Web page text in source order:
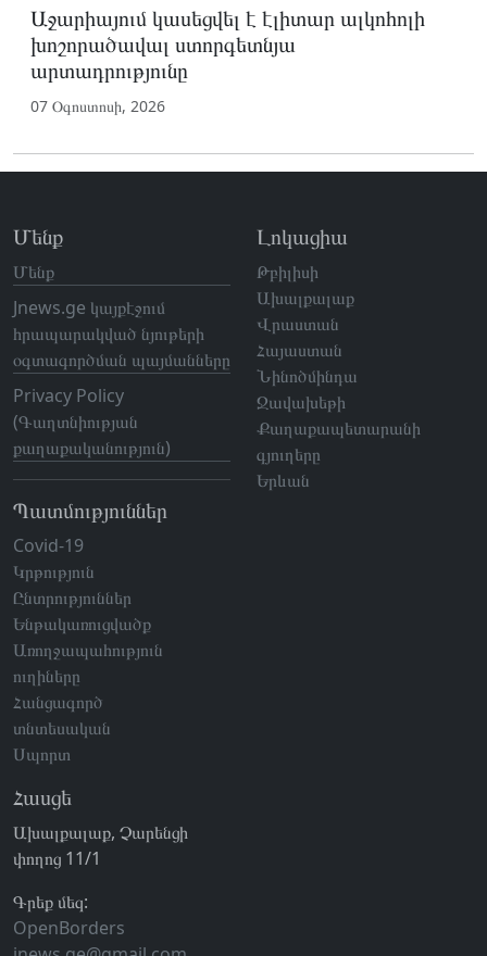
Աջարիայում կասեցվել է էլիտար ալկոհոլի
խոշորածավալ ստորգետնյա
արտադրությունը
07 Օգոստոսի, 2026
Մենք
Մենք
Jnews.ge կայքէջում
հրապարակված նյութերի
օգտագործման պայմանները
Privacy Policy
(Գաղտնիության
քաղաքականություն)
Պատմություններ
Covid-19
Կրթություն
Ընտրություններ
Ենթակառուցվածք
Առողջապահություն
ուղիները
Հանցագործ
տնտեսական
Սպորտ
Լոկացիա
Թբիլիսի
Ախալքալաք
Վրաստան
Հայաստան
Նինոծմինդա
Ջավախեթի
Քաղաքապետարանի
գյուղերը
Երևան
Հասցե
Ախալքալաք, Չարենցի
փողոց 11/1
Գրեք մեզ:
OpenBorders